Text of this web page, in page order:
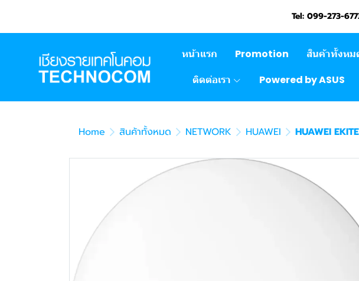
Tel: 099-273-
หน้าแรก Promotion สินค้าทั้งหม
ติดต่อเรา
Powered by ASUS
Home สินค้าทั้งหมด NETWORK HUAWEI HUAWEI